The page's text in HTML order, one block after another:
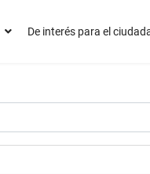
De interés para el